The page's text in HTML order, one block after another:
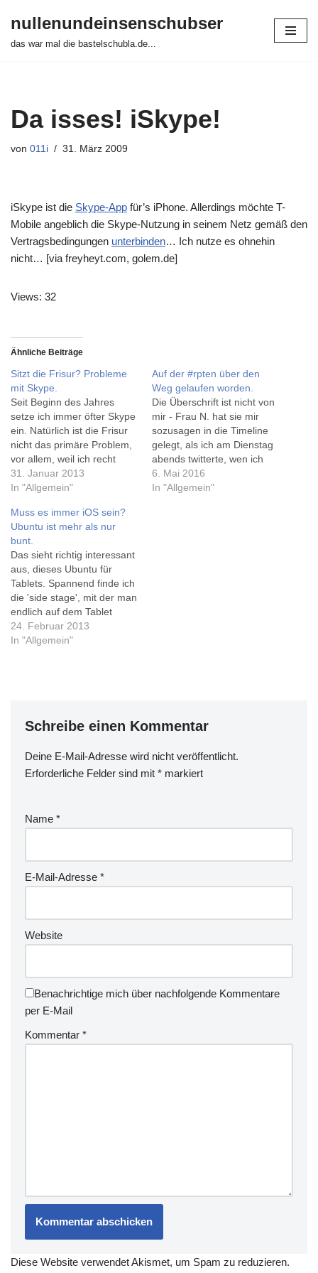
Zum
nullenundeinsenschubser
das war mal die bastelschubla.de...
Da isses! iSkype!
von 011i 31. März 2009
iSkype ist die Skype-App für’s iPhone. Allerdings möchte T-
Mobile angeblich die Skype-Nutzung in seinem Netz gemäß den
Vertragsbedingungen unterbinden… Ich nutze es ohnehin
nicht… [via freyheyt.com, golem.de]
Views: 32
Ähnliche Beiträge
Sitzt die Frisur? Probleme
mit Skype.
Seit Beginn des Jahres
setze ich immer öfter Skype
ein. Natürlich ist die Frisur
nicht das primäre Problem,
vor allem, weil ich recht
selten Videoanrufe nutze,
eher Textnachrichten - und
Etwas nervig fand ich, daß
man bei mehreren
Beiträgen eines
Teilnehmers immer nur der
erste eine…
31. Januar 2013
In "Allgemein"
Auf der #rpten über den
Weg gelaufen worden.
Die Überschrift ist nicht von
mir - Frau N. hat sie mir
sozusagen in die Timeline
gelegt, als ich am Dienstag
abends twitterte, wen ich
gern noch alles treffen und
ganz im Sinne des
6. Mai 2016
In "Allgemein"
Muss es immer iOS sein?
Ubuntu ist mehr als nur
bunt.
Das sieht richtig interessant
aus, dieses Ubuntu für
Tablets. Spannend finde ich
die 'side stage', mit der man
endlich auf dem Tablet
gleichzeitig (via Skype)
telefonieren und in den
mein iPad ;-)…
24. Februar 2013
In "Allgemein"
Schreibe einen Kommentar
Deine E-Mail-Adresse wird nicht veröffentlicht.
Erforderliche Felder sind mit * markiert
Name *
E-Mail-Adresse *
Website
Benachrichtige mich über nachfolgende Kommentare
per E-Mail
Kommentar *
Diese Website verwendet Akismet, um Spam zu reduzieren.